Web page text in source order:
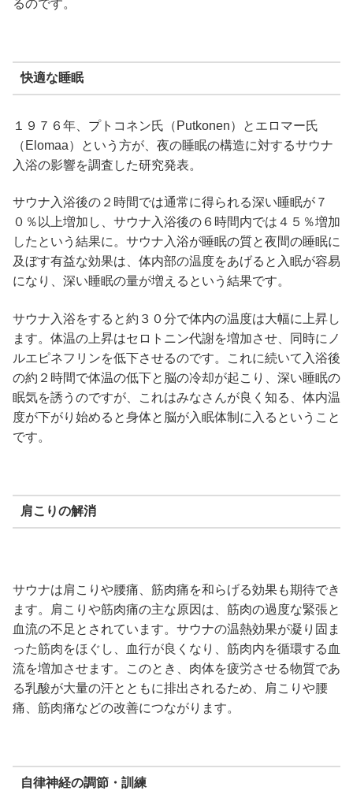
るのです。
快適な睡眠
１９７６年、プトコネン氏（Putkonen）とエロマー氏
（Elomaa）という方が、夜の睡眠の構造に対するサウナ
入浴の影響を調査した研究発表。
サウナ入浴後の２時間では通常に得られる深い睡眠が７
０％以上増加し、サウナ入浴後の６時間内では４５％増加
したという結果に。サウナ入浴が睡眠の質と夜間の睡眠に
及ぼす有益な効果は、体内部の温度をあげると入眠が容易
になり、深い睡眠の量が増えるという結果です。
サウナ入浴をすると約３０分で体内の温度は大幅に上昇し
ます。体温の上昇はセロトニン代謝を増加させ、同時にノ
ルエピネフリンを低下させるのです。これに続いて入浴後
の約２時間で体温の低下と脳の冷却が起こり、深い睡眠の
眠気を誘うのですが、これはみなさんが良く知る、体内温
度が下がり始めると身体と脳が入眠体制に入るということ
です。
肩こりの解消
サウナは肩こりや腰痛、筋肉痛を和らげる効果も期待でき
ます。肩こりや筋肉痛の主な原因は、筋肉の過度な緊張と
血流の不足とされています。サウナの温熱効果が凝り固ま
った筋肉をほぐし、血行が良くなり、筋肉内を循環する血
流を増加させます。このとき、肉体を疲労させる物質であ
る乳酸が大量の汗とともに排出されるため、肩こりや腰
痛、筋肉痛などの改善につながります。
自律神経の調節・訓練